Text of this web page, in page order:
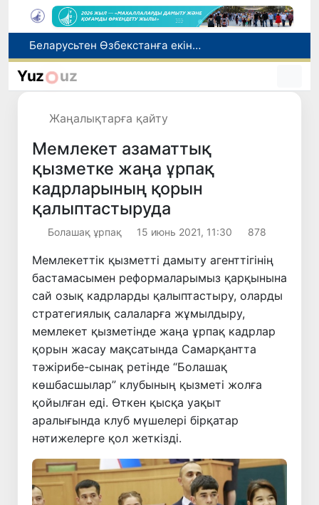
Адам саудасынан зардап шеккен азаматтар әлеуметтік қызметтермен қамтылады
Тарихи күн: Өзбекстанның «Самарқант-2028» жасанды серігі орбитаға сәтті шығарылды
Yuz uz
Жаңалықтарға қайту
Мемлекет азаматтық
қызметке жаңа ұрпақ
кадрларының қорын
қалыптастыруда
Болашақ ұрпақ 15 июнь 2021, 11:30 878
Мемлекеттік қызметті дамыту агенттігінің
бастамасымен реформаларымыз қарқынына
сай озық кадрларды қалыптастыру, оларды
стратегиялық салаларға жұмылдыру,
мемлекет қызметінде жаңа ұрпақ кадрлар
қорын жасау мақсатында Самарқантта
тәжірибе-сынақ ретінде “Болашақ
көшбасшылар” клубының қызметі жолға
қойылған еді. Өткен қысқа уақыт
аралығында клуб мүшелері бірқатар
нәтижелерге қол жеткізді.